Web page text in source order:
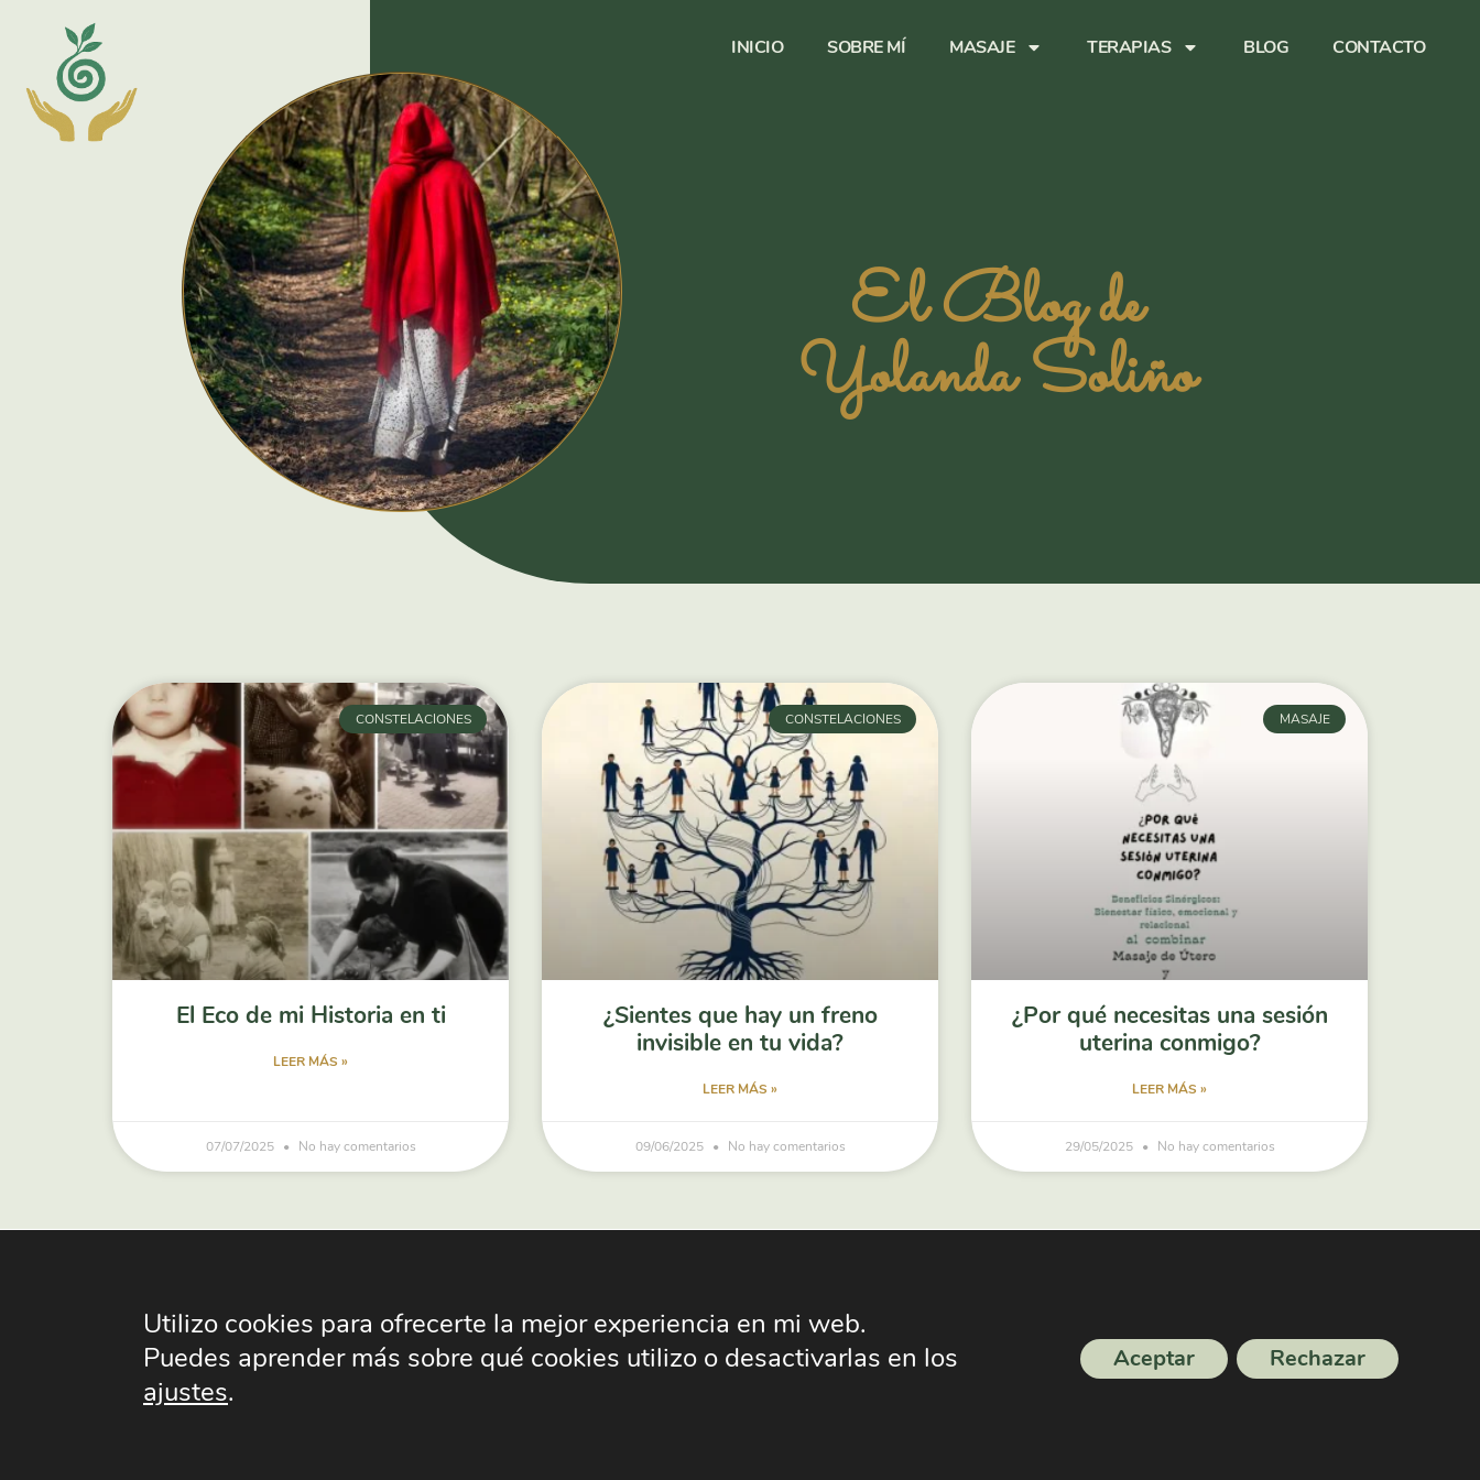
INICIO SOBRE MÍ MASAJE TERAPIAS BLOG CONTACTO
El Blog de
Yolanda Soliño
CONSTELACIONES
El Eco de mi Historia en ti
LEER MÁS »
07/07/2025 No hay comentarios
CONSTELACIONES
¿Sientes que hay un freno
invisible en tu vida?
LEER MÁS »
09/06/2025 No hay comentarios
MASAJE
¿Por qué necesitas una sesión
uterina conmigo?
LEER MÁS »
29/05/2025 No hay comentarios
LEGAL|PRIVACIDAD|COOKIES
Utilizo cookies para ofrecerte la mejor experiencia en mi web.
Puedes aprender más sobre qué cookies utilizo o desactivarlas en los
ajustes.
Aceptar Rechazar